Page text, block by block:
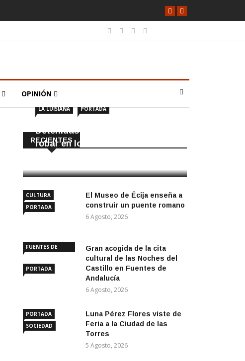
OPINIÓN
RECIENTES
LA LUISIANA PORTADA
Detenidas dos personas por
robar en locales de La Luisiana
CULTURA
PORTADA
El Museo de Écija enseña a
construir un puente romano
6 Agosto, 2026
FUENTES DE
PORTADA
Gran acogida de la cita
cultural de las Noches del
Castillo en Fuentes de
Andalucía
6 Agosto, 2026
PORTADA
SOCIEDAD
Luna Pérez Flores viste de
Feria a la Ciudad de las
Torres
5 Agosto, 2026